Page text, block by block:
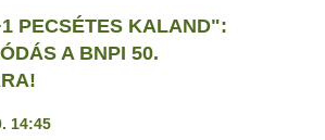
PECSÉTES KALAND":
A BNPI 50.
14:45